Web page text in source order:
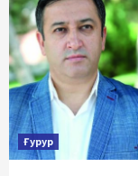
Ғурур